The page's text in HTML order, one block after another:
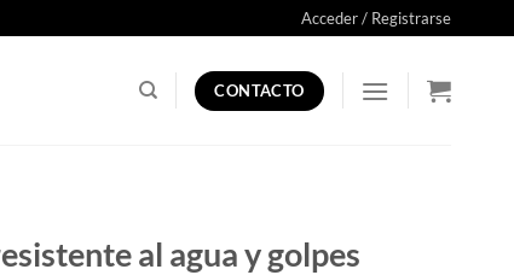
Acceder / Registrarse
CONTACTO
al agua y golpes